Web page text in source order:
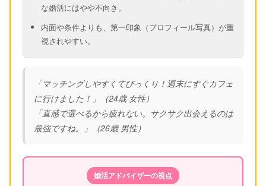
な婚活にはやや不向き。
内面や条件よりも、第一印象（プロフィール写真）が重
視されやすい。
「マッチングしやすくてびっくり！週末にすぐカフェ
に行けました！」（24歳 女性）
「直感で選べるから疲れない。サクサク出会えるのは
最強ですね。」（26歳 男性）
婚活アドバイザーの視点